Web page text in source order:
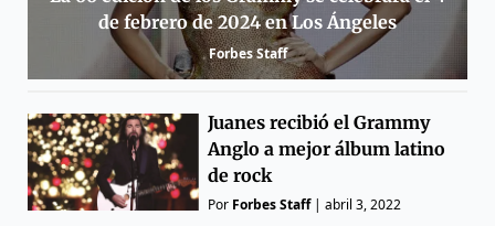
de febrero de 2024 en Los Ángeles
Forbes Staff
Juanes recibió el Grammy
Anglo a mejor álbum latino
de rock
Por Forbes Staff|abril 3, 2022